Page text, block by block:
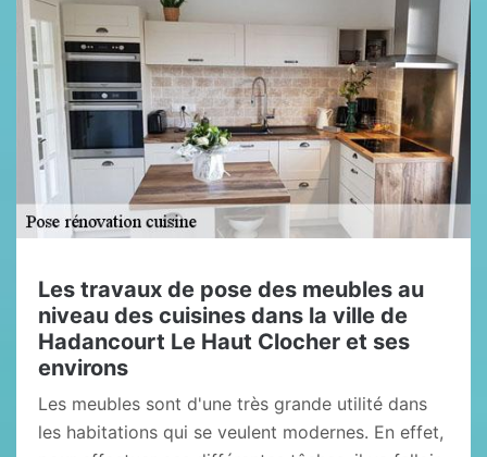
Les travaux de pose des meubles au
niveau des cuisines dans la ville de
Hadancourt Le Haut Clocher et ses
environs
Les meubles sont d'une très grande utilité dans
les habitations qui se veulent modernes. En effet,